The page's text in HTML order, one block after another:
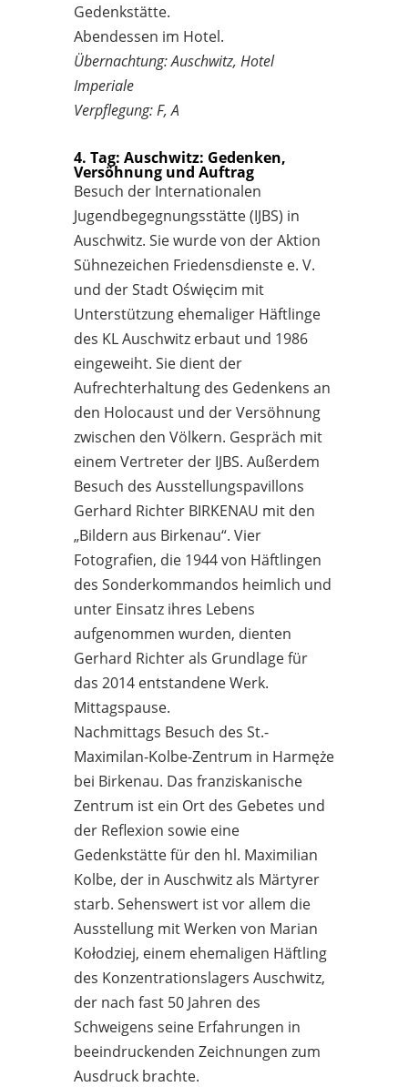
Gedenkstätte.
Abendessen im Hotel.
Übernachtung: Auschwitz, Hotel
Imperiale
Verpflegung: F, A
4. Tag: Auschwitz: Gedenken,
Versöhnung und Auftrag
Besuch der Internationalen
Jugendbegegnungsstätte (IJBS) in
Auschwitz. Sie wurde von der Aktion
Sühnezeichen Friedensdienste e. V.
und der Stadt Oświęcim mit
Unterstützung ehemaliger Häftlinge
des KL Auschwitz erbaut und 1986
eingeweiht. Sie dient der
Aufrechterhaltung des Gedenkens an
den Holocaust und der Versöhnung
zwischen den Völkern. Gespräch mit
einem Vertreter der IJBS. Außerdem
Besuch des Ausstellungspavillons
Gerhard Richter BIRKENAU mit den
„Bildern aus Birkenau“. Vier
Fotografien, die 1944 von Häftlingen
des Sonderkommandos heimlich und
unter Einsatz ihres Lebens
aufgenommen wurden, dienten
Gerhard Richter als Grundlage für
das 2014 entstandene Werk.
Mittagspause.
Nachmittags Besuch des St.-
Maximilan-Kolbe-Zentrum in Harmęże
bei Birkenau. Das franziskanische
Zentrum ist ein Ort des Gebetes und
der Reflexion sowie eine
Gedenkstätte für den hl. Maximilian
Kolbe, der in Auschwitz als Märtyrer
starb. Sehenswert ist vor allem die
Ausstellung mit Werken von Marian
Kołodziej, einem ehemaligen Häftling
des Konzentrationslagers Auschwitz,
der nach fast 50 Jahren des
Schweigens seine Erfahrungen in
beeindruckenden Zeichnungen zum
Ausdruck brachte.